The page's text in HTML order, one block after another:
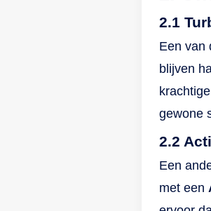
2.1
Een van
blijven
gewone
2.2
Een
met een